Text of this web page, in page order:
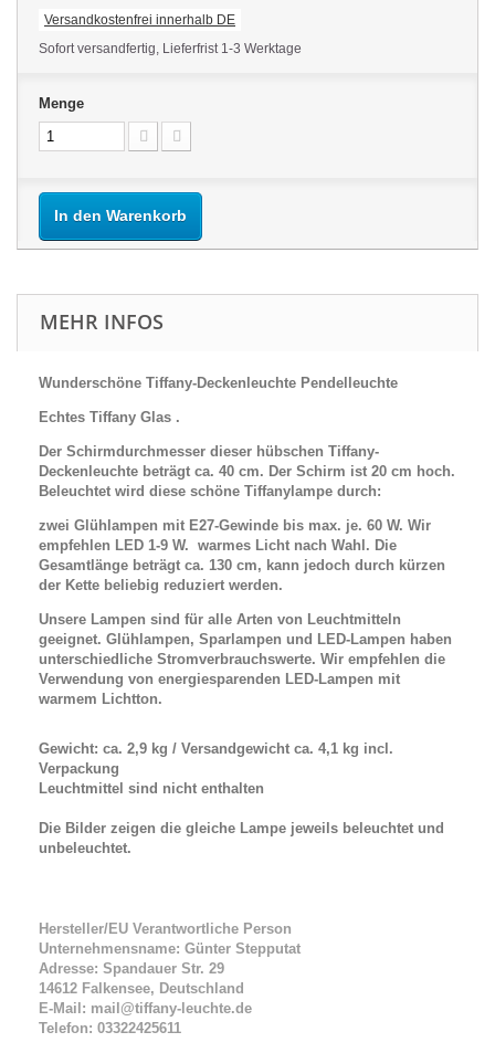
Versandkostenfrei innerhalb DE
Sofort versandfertig, Lieferfrist 1-3 Werktage
Menge
In den Warenkorb
MEHR INFOS
Wunderschöne Tiffany-Deckenleuchte Pendelleuchte
Echtes Tiffany Glas .
Der Schirmdurchmesser dieser hübschen Tiffany-
Deckenleuchte beträgt ca. 40 cm. Der Schirm ist 20 cm hoch.
Beleuchtet wird diese schöne Tiffanylampe durch:
zwei Glühlampen mit E27-Gewinde bis max. je. 60 W. Wir
empfehlen LED 1-9 W. warmes Licht nach Wahl. Die
Gesamtlänge beträgt ca. 130 cm, kann jedoch durch kürzen
der Kette beliebig reduziert werden.
Unsere Lampen sind für alle Arten von Leuchtmitteln
geeignet. Glühlampen, Sparlampen und LED-Lampen haben
unterschiedliche Stromverbrauchswerte. Wir empfehlen die
Verwendung von energiesparenden LED-Lampen mit
warmem Lichtton.
Gewicht: ca. 2,9 kg / Versandgewicht ca. 4,1 kg incl.
Verpackung
Leuchtmittel sind nicht enthalten
Die Bilder zeigen die gleiche Lampe jeweils beleuchtet und
unbeleuchtet.
Hersteller/EU Verantwortliche Person
Unternehmensname: Günter Stepputat
Adresse: Spandauer Str. 29
14612 Falkensee, Deutschland
E-Mail: mail@tiffany-leuchte.de
Telefon: 03322425611